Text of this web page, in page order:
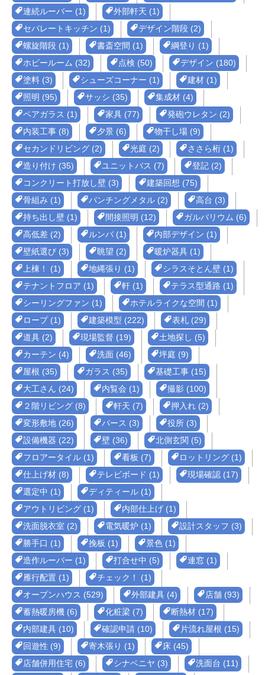
連続ルーバー (1)
外部軒天 (1)
セパレートキッチン (1)
デザイン階段 (2)
螺旋階段 (1)
書斎空間 (1)
綱登り (1)
ホビールーム (32)
点検 (50)
デザイン (180)
塗料 (3)
シューズコーナー (1)
建材 (1)
照明 (95)
サッシ (35)
集成材 (4)
ペアガラス (1)
家具 (77)
発砲ウレタン (2)
内装工事 (8)
夕景 (6)
物干し場 (9)
セカンドリビング (2)
光庭 (2)
ささら桁 (1)
造り付け (35)
ユニットバス (7)
登記 (2)
コンクリート打放し壁 (3)
建築回想 (75)
骨組み (1)
パンチングメタル (2)
高台 (3)
持ち出し壁 (1)
間接照明 (12)
ガルバリウム (6)
高低差 (2)
ルンバ (1)
内部デザイン (1)
壁紙選び (3)
眺望 (2)
暖炉器具 (1)
上棟！ (1)
地縄張り (1)
シラスそとん壁 (1)
テナントフロア (1)
軒 (1)
テラス型通路 (1)
シーリングファン (1)
ホテルライクな空間 (1)
ロープ (1)
建築模型 (222)
表札 (29)
道具 (2)
現場監督 (19)
土地探し (5)
カーテン (4)
洗面 (46)
坪庭 (9)
屋根 (35)
ガラス (35)
基礎工事 (15)
大工さん (24)
内覧会 (1)
撮影 (100)
２階リビング (8)
軒天 (7)
押入れ (2)
変形敷地 (26)
パース (3)
役所 (3)
設備機器 (22)
壁 (36)
北側玄関 (5)
フロアータイル (1)
看板 (7)
ロットリング (1)
仕上げ材 (8)
テレビボード (1)
現場確認 (17)
選定中 (1)
ディティール (1)
アウトリビング (1)
内部仕上げ (1)
洗面脱衣室 (2)
電気暖炉 (1)
設計スタッフ (3)
勝手口 (1)
挽板 (1)
景色 (1)
造作ルーバー (1)
打合せ中 (5)
連窓 (1)
雁行配置 (1)
チェック！ (1)
オープンハウス (529)
外部建具 (4)
店舗 (93)
蓄熱暖房機 (6)
化粧梁 (7)
断熱材 (17)
内部建具 (10)
確認申請 (10)
片流れ屋根 (15)
回遊性 (9)
寄木張り (1)
床 (45)
店舗併用住宅 (6)
シナベニヤ (3)
洗面台 (11)